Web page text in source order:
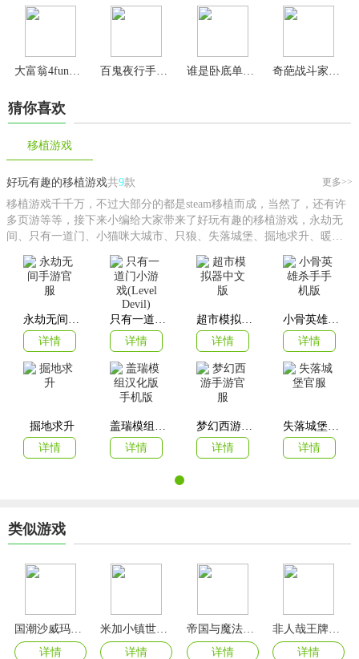
谁是卧底单机聚会版
猜你喜欢
移植游戏
好玩有趣的移植游戏共9款 更多>>
移植游戏千千万，不过大部分的都是steam移植而成，当然了，还有许
多页游等等，接下来小编给大家带来了好玩有趣的移植游戏，永劫无
间、只有一道门、小猫咪大城市、只狼、失落城堡、掘地求升、暖
等等，可以说是应有尽有，绝对可以满足你的需求！
详情
详情
详情
详情
掘地求升
详情
详情
详情
详情
类似游戏
国潮沙威玛传奇
详情
详情
帝国与魔法手游官方版
详情
详情